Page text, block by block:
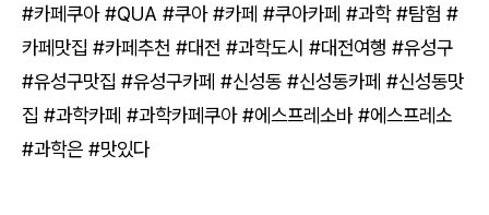
#카페쿠아 #QUA #쿠아 #카페 #쿠아카페 #과학 #탐험 #
카페맛집 #카페추천 #대전 #과학도시 #대전여행 #유성구
#유성구맛집 #유성구카페 #신성동 #신성동카페 #신성동맛
집 #과학카페 #과학카페쿠아 #에스프레소바 #에스프레소
#과학은 #맛있다